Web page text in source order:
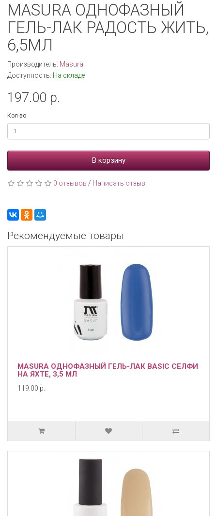
MASURA ОДНОФАЗНЫЙ
ГЕЛЬ-ЛАК РАДОСТЬ ЖИТЬ,
6,5МЛ
Производитель: Masura
Доступность: На складе
197.00 р.
Кол-во
В корзину
0 отзывов / Написать отзыв
Рекомендуемые товары
MASURA ОДНОФАЗНЫЙ ГЕЛЬ-ЛАК BASIC СЕЛФИ
НА ЯХТЕ, 3,5 МЛ
119.00 р.